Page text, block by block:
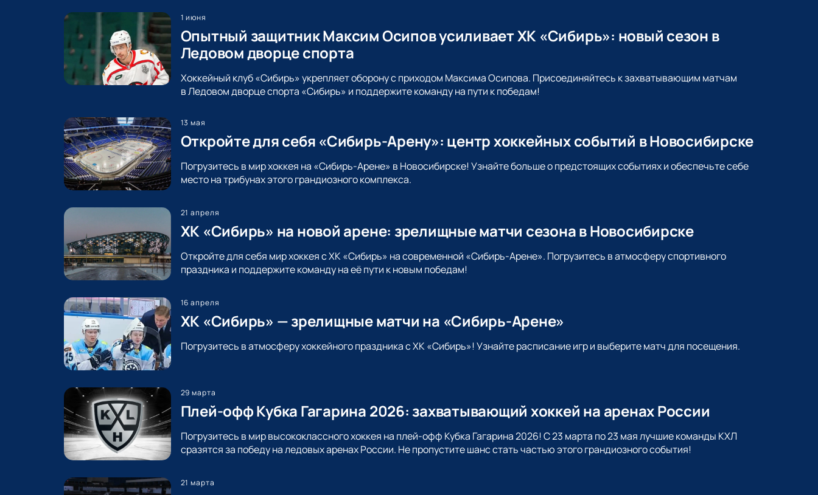
1 июня
Опытный защитник Максим Осипов усиливает ХК «Сибирь»: новый сезон в
Ледовом дворце спорта
Хоккейный клуб «Сибирь» укрепляет оборону с приходом Максима Осипова. Присоединяйтесь к захватывающим матчам
в Ледовом дворце спорта «Сибирь» и поддержите команду на пути к победам!
13 мая
Откройте для себя «Сибирь-Арену»: центр хоккейных событий в Новосибирске
Погрузитесь в мир хоккея на «Сибирь-Арене» в Новосибирске! Узнайте больше о предстоящих событиях и обеспечьте себе
место на трибунах этого грандиозного комплекса.
21 апреля
ХК «Сибирь» на новой арене: зрелищные матчи сезона в Новосибирске
Откройте для себя мир хоккея с ХК «Сибирь» на современной «Сибирь-Арене». Погрузитесь в атмосферу спортивного
праздника и поддержите команду на её пути к новым победам!
16 апреля
ХК «Сибирь» — зрелищные матчи на «Сибирь-Арене»
Погрузитесь в атмосферу хоккейного праздника с ХК «Сибирь»! Узнайте расписание игр и выберите матч для посещения.
29 марта
Плей-офф Кубка Гагарина 2026: захватывающий хоккей на аренах России
Погрузитесь в мир высококлассного хоккея на плей-офф Кубка Гагарина 2026! С 23 марта по 23 мая лучшие команды КХЛ
сразятся за победу на ледовых аренах России. Не пропустите шанс стать частью этого грандиозного события!
21 марта